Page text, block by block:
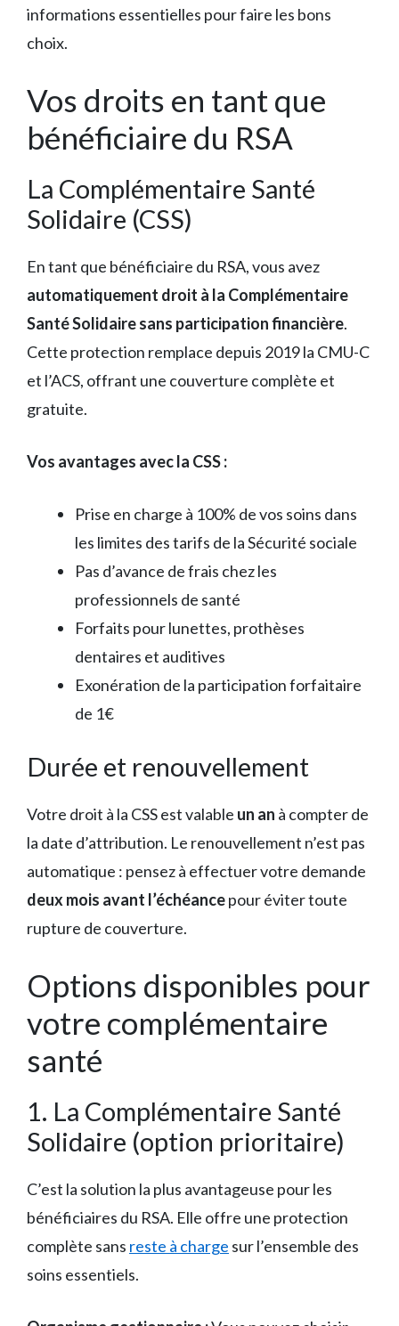
informations essentielles pour faire les bons
choix.
Vos droits en tant que
bénéficiaire du RSA
La Complémentaire Santé
Solidaire (CSS)
En tant que bénéficiaire du RSA, vous avez
automatiquement droit à la Complémentaire
Santé Solidaire sans participation financière.
Cette protection remplace depuis 2019 la CMU-C
et l’ACS, offrant une couverture complète et
gratuite.
Vos avantages avec la CSS :
Prise en charge à 100% de vos soins dans
les limites des tarifs de la Sécurité sociale
Pas d’avance de frais chez les
professionnels de santé
Forfaits pour lunettes, prothèses
dentaires et auditives
Exonération de la participation forfaitaire
de 1€
Durée et renouvellement
Votre droit à la CSS est valable un an à compter de
la date d’attribution. Le renouvellement n’est pas
automatique : pensez à effectuer votre demande
deux mois avant l’échéancepour éviter toute
rupture de couverture.
Options disponibles pour
votre complémentaire
santé
1. La Complémentaire Santé
Solidaire (option prioritaire)
C’est la solution la plus avantageuse pour les
bénéficiaires du RSA. Elle offre une protection
complète sans reste à charge sur l’ensemble des
soins essentiels.